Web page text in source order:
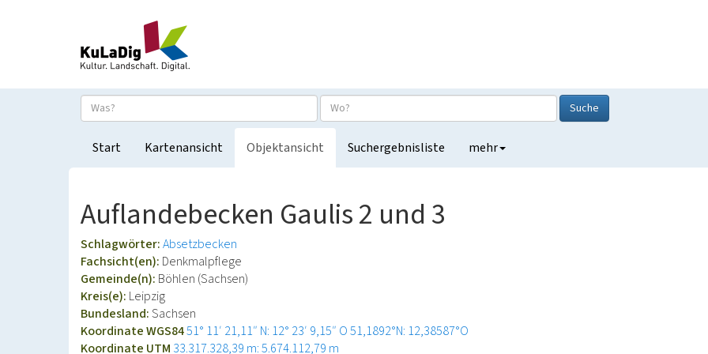
Suche
Start Kartenansicht Objektansicht Suchergebnisliste mehr
Auflandebecken Gaulis 2 und 3
Schlagwörter:Absetzbecken
Fachsicht(en): Denkmalpflege
Gemeinde(n): Böhlen (Sachsen)
Kreis(e): Leipzig
Bundesland:Sachsen
Koordinate WGS8451° 11′ 21,11″ N: 12° 23′ 9,15″ O51,1892°N: 12,38587°O
Koordinate UTM 33.317.328,39 m: 5.674.112,79 m